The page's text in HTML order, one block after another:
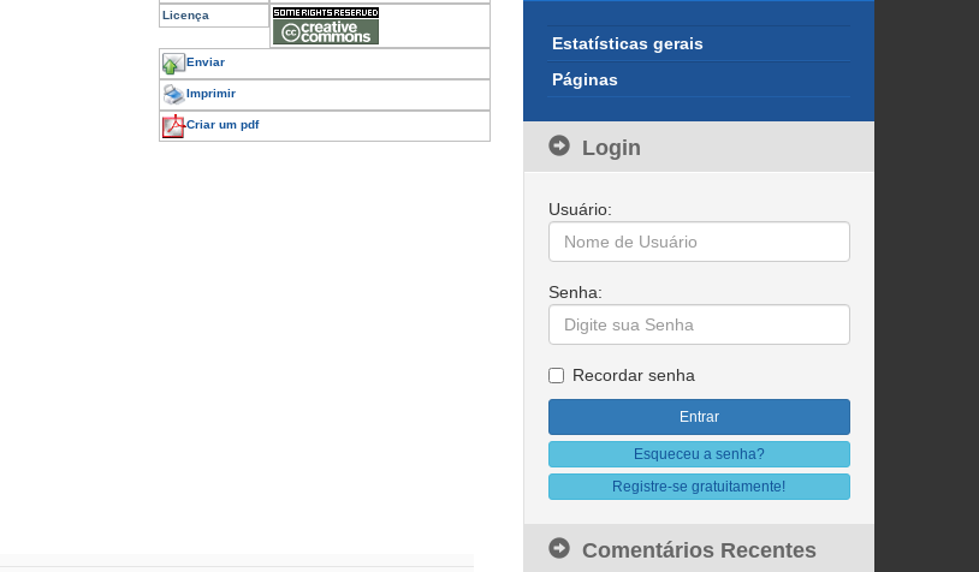
Licença
Enviar
Imprimir
Criar um pdf
Estatísticas gerais
Páginas
Login
Usuário:
Senha:
Recordar senha
Esqueceu a senha?
Registre-se gratuitamente!
Comentários Recentes